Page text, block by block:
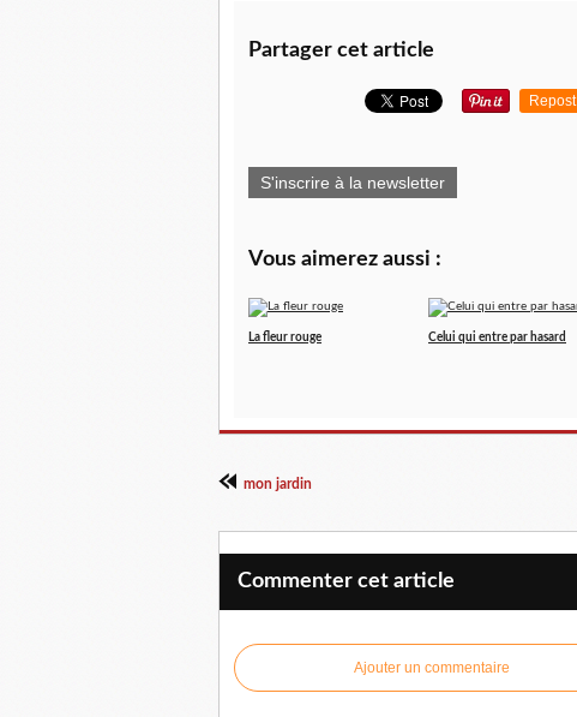
Partager cet article
Repost
S'inscrire à la newsletter
Vous aimerez aussi :
La fleur rouge
Celui qui entre par hasard
mon jardin
Commenter cet article
Ajouter un commentaire